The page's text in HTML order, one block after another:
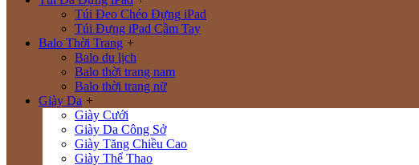
Túi Đeo Chéo Đựng iPad
Túi Đựng iPad Cầm Tay
Balo Thời Trang +
Balo du lịch
Balo thời trang nam
Balo thời trang nữ
Giày Da +
Giày Cưới
Giày Da Công Sở
Giày Tăng Chiều Cao
Giày Thể Thao